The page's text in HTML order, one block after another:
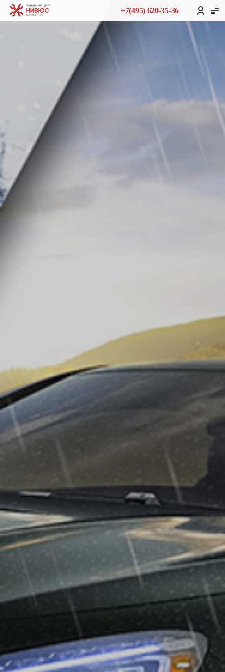
+7(495) 620-35-36